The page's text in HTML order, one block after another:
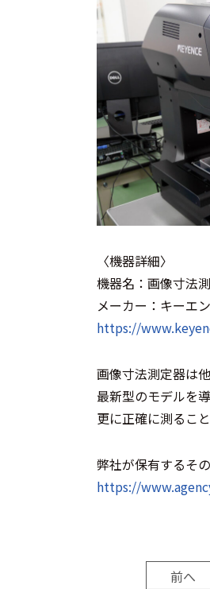
〈機器詳細〉
機器名：画像寸法
メーカー：キーエ
https://
画像寸法測定器は
最新型のモデルを
更に正確に測るこ
弊社が保有するそ
https://
前へ